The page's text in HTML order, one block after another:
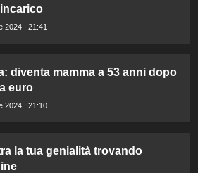
2024 : 21:41
diventa mamma a 53 anni dopo
euro
2024 : 21:10
la tua genialità trovando